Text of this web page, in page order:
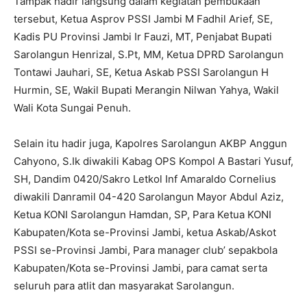
tersebut, Ketua Asprov PSSI Jambi M Fadhil Arief, SE,
Kadis PU Provinsi Jambi Ir Fauzi, MT, Penjabat Bupati
Sarolangun Henrizal, S.Pt, MM, Ketua DPRD Sarolangun
Tontawi Jauhari, SE, Ketua Askab PSSI Sarolangun H
Hurmin, SE, Wakil Bupati Merangin Nilwan Yahya, Wakil
Wali Kota Sungai Penuh.
Selain itu hadir juga, Kapolres Sarolangun AKBP Anggun
Cahyono, S.Ik diwakili Kabag OPS Kompol A Bastari Yusuf,
SH, Dandim 0420/Sakro Letkol Inf Amaraldo Cornelius
diwakili Danramil 04-420 Sarolangun Mayor Abdul Aziz,
Ketua KONI Sarolangun Hamdan, SP, Para Ketua KONI
Kabupaten/Kota se-Provinsi Jambi, ketua Askab/Askot
PSSI se-Provinsi Jambi, Para manager club’ sepakbola
Kabupaten/Kota se-Provinsi Jambi, para camat serta
seluruh para atlit dan masyarakat Sarolangun.